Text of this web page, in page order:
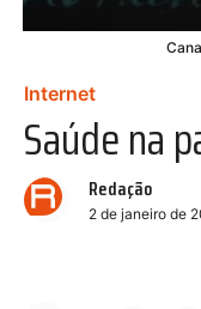
Internet
Saúde na
Redação
2 de janeiro de